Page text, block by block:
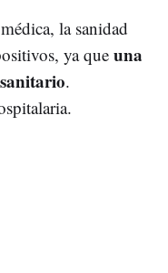
la sanidad
ya que una
.